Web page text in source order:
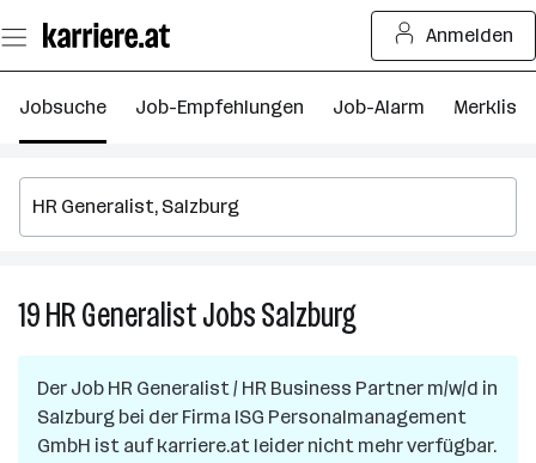
Seiteninhalt
springen
Anmelden
Jobsuche Job-Empfehlungen Job-Alarm Merkliste
19HR GeneralistJobsSalzburg19
HR
Jobs
in
Salzburg
Der Job HR Generalist / HR Business Partner m/w/d in
Salzburg bei der Firma ISG Personalmanagement
GmbH ist auf karriere.at leider nicht mehr verfügbar.